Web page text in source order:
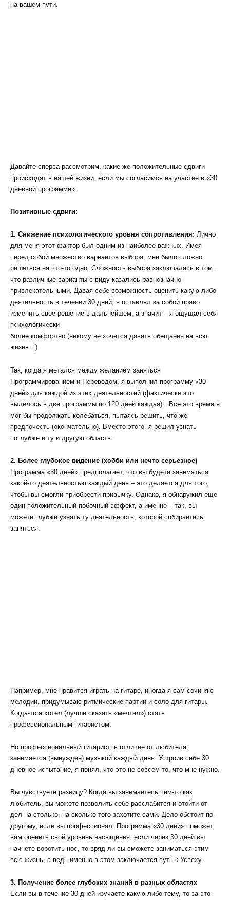
на вашем пути.
Давайте сперва рассмотрим, какие же положительные сдвиги
происходят в нашей жизни, если мы согласимся на участие в «30
дневной программе».
Позитивные сдвиги:
1. Снижение психологического уровня сопротивления: Лично
для меня этот фактор был одним из наиболее важных. Имея
перед собой множество вариантов выбора, мне было сложно
решиться на что-то одно. Сложность выбора заключалась в том,
что различные варианты с виду казались равнозначно
привлекательными. Давая себе возможность оценить какую-либо
деятельность в течении 30 дней, я оставлял за собой право
изменить свое решение в дальнейшем, а значит – я ощущал себя
психологически
более комфортно (никому не хочется давать обещания на всю
жизнь…)
Так, когда я метался между желанием заняться
Программированием и Переводом, я выполнил программу «30
дней» для каждой из этих деятельностей (фактически это
вылилось в две программы по 120 дней каждая)…Все это время я
мог бы продолжать колебаться, пытаясь решить, что же
предпочесть (окончательно). Вместо этого, я решил узнать
поглубже и ту и другую область.
2. Более глубокое видение (хобби или нечто серьезное)
Программа «30 дней» предполагает, что вы будете заниматься
какой-то деятельностью каждый день – это делается для того,
чтобы вы смогли приобрести привычку. Однако, я обнаружил еще
один положительный побочный эффект, а именно – так, вы
можете глубже узнать ту деятельность, которой собираетесь
заняться.
Например, мне нравится играть на гитаре, иногда я сам сочиняю
мелодии, придумываю ритмические партии и соло для гитары.
Когда-то я хотел (лучше сказать «мечтал») стать
профессиональным гитаристом.
Но профессиональный гитарист, в отличие от любителя,
занимается (вынужден) музыкой каждый день. Устроив себе 30
дневное испытание, я понял, что это не совсем то, что мне нужно.
Вы чувствуете разницу? Когда вы занимаетесь чем-то как
любитель, вы можете позволить себе расслабится и отойти от
дел на столько, на сколько того захотите сами. Дело обстоит по-
другому, если вы профессионал. Программа «30 дней» поможет
вам оценить свой уровень насыщения, если через 30 дней вы
начнете воротить нос, то вряд ли вы сможете заниматься этим
всю жизнь, а ведь именно в этом заключается путь к Успеху.
3. Получение более глубоких знаний в разных областях
Если вы в течение 30 дней изучаете какую-либо тему, то за это